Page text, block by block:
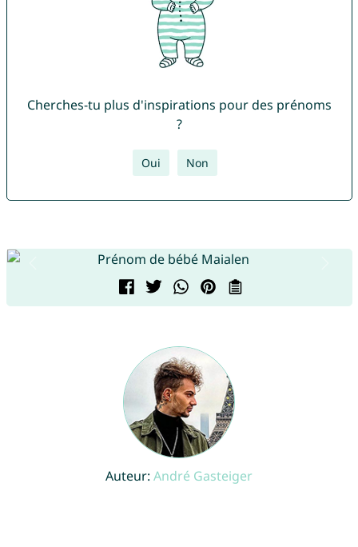
Cherches-tu plus d'inspirations pour des prénoms
?
Oui Non
Auteur: André Gasteiger